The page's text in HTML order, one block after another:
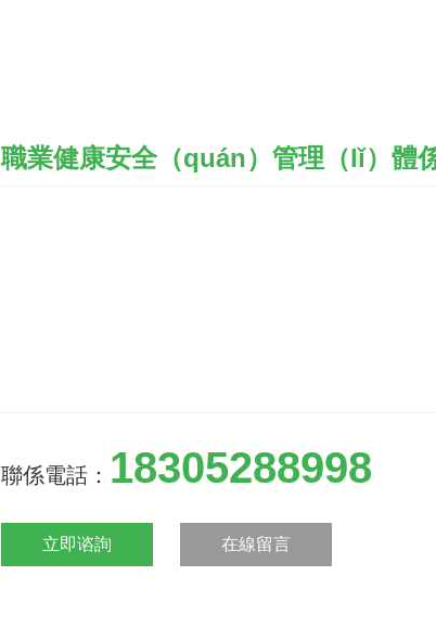
職業健康安全（quán）管理（lǐ）體
聯係電話： 18305288998
立即谘詢 在線留言